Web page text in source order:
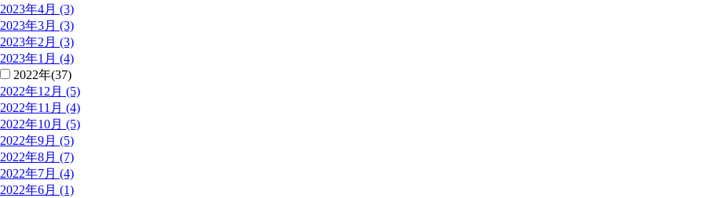
2023年4月 (3)
2023年3月 (3)
2023年2月 (3)
2023年1月 (4)
2022年(37)
2022年12月 (5)
2022年11月 (4)
2022年10月 (5)
2022年9月 (5)
2022年8月 (7)
2022年7月 (4)
2022年6月 (1)